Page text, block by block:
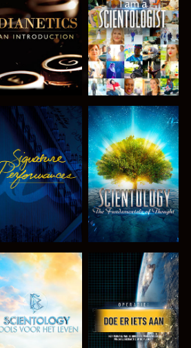
SERIE
KIJK
VERKEN DE
SERIE
VERKEN DE
SERIE
KIJK